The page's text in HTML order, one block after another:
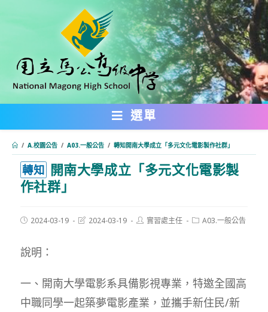
內
選單
/ A.校園公告 / A03.一般公告 / 轉知開南大學成立「多元文化電影製作社群」
轉知 開南大學成立「多元文化電影製
作社群」
Post2024-03-19
Post2024-03-19
Post實習處主任
PostA03.一般公告
說明：
一、開南大學電影系具備影視專業，特邀全國高
中職同學一起築夢電影產業，並攜手新住民/新